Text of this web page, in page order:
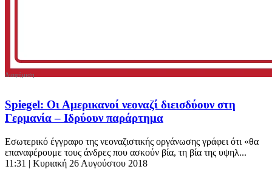
Spiegel: Οι Αμερικανοί νεοναζί διεισδύουν στη
Γερμανία – Ιδρύουν παράρτημα
Εσωτερικό έγγραφο της νεοναζιστικής οργάνωσης γράφει ότι «θα
επαναφέρουμε τους άνδρες που ασκούν βία, τη βία της υψηλ...
11:31 | Κυριακή 26 Αυγούστου 2018